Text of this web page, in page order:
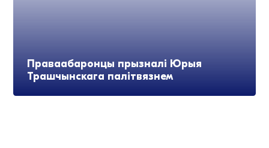
Праваабаронцы прызналі Юрыя
Трашчынскага палітвязнем